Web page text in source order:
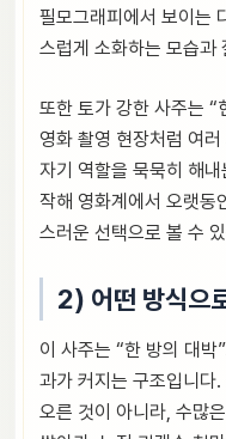
필모그래피에서 보이는
스럽게 소화하는 모습과
또한 토가 강한 사주는 “
영화 촬영 현장처럼 여
자기 역할을 묵묵히 해
작해 영화계에서 오랫동
스러운 선택으로 볼 수
2) 어떤 방식으
이 사주는 “한 방의 대박
과가 커지는 구조입니다
오른 것이 아니라, 수많